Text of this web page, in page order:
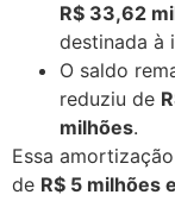
R$ 33,62
destinada à
O saldo
reduziu de
milhões.
Essa
de R$ 5 milhões